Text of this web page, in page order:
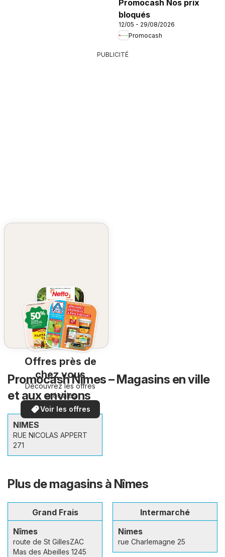
Promocash Nos prix
bloqués
12/05 - 29/08/2026
Promocash
PUBLICITÉ
Offres près de
chez vous
Découvrez les offres
spéciales
Voir les offres
Promocash Nîmes – Magasins en ville
et aux environs
NIMES
RUE NICOLAS APPERT
271
Plus de magasins à Nîmes
Grand Frais
Nîmes
route de St GillesZAC
Mas des Abeilles 1245
Intermarché
Nimes
rue Charlemagne 25